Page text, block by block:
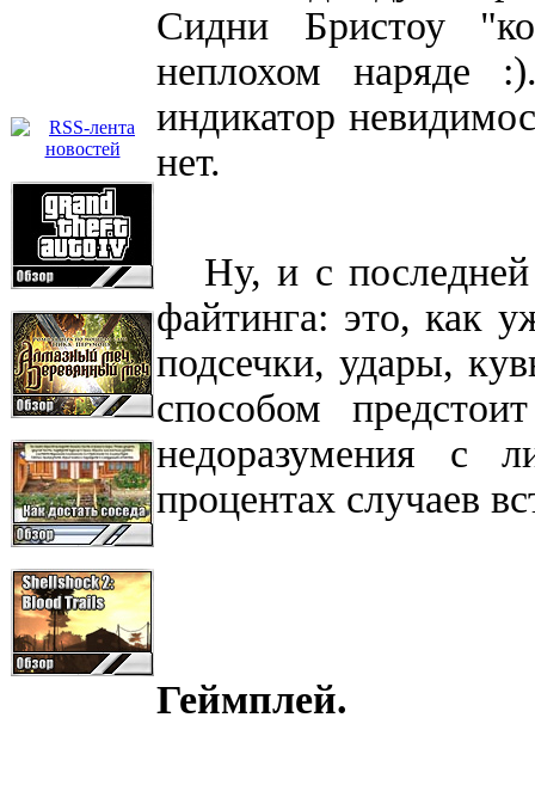
Сидни Бристоу
неплохом наряде
индикатор
нет.
Ну, и с последней
файтинга: это, как
подсечки, удары,
способом
недоразумения с
процентах случаев
Геймплей.